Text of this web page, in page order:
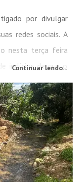
por divulgar
redes sociais. A
nesta terça feira
indícios de que o
Investigação
Florianópolis A
de Repressão ao
Continuar lendo...